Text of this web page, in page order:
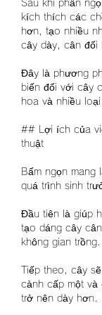
Sau khi phần
kích thích các
hơn, tạo nhiều
cây dày, cân đối
Đây là phương
biến đối với cây
hoa và nhiều
## Lợi ích của
thuật
Bấm ngọn mang
quá trình sinh
Đầu tiên là giúp
tạo dáng cây
không gian trồng.
Tiếp theo, cây
cành cấp một và
trở nên dày hơn.